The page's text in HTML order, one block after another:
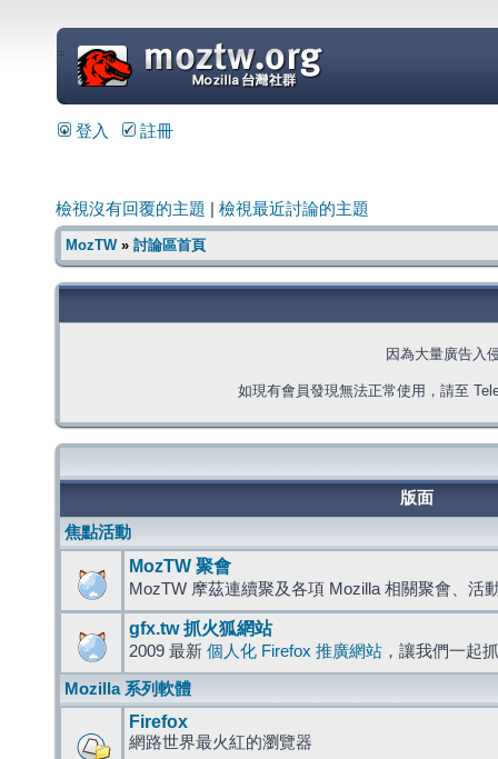
=
登入 註冊
檢視沒有回覆的主題 檢視最近討論的主題
MozTW» 討論區首頁
因為大量廣告入
如現有會員發現無法正常使用，請至
版面
焦點活動
MozTW 聚會
MozTW 摩茲連續聚及各項 Mozilla 相關聚會、活
gfx.tw 抓火狐網站
2009 最新 個人化 Firefox 推廣網站 ，讓我們一起
Mozilla 系列軟體
Firefox
網路世界最火紅的瀏覽器